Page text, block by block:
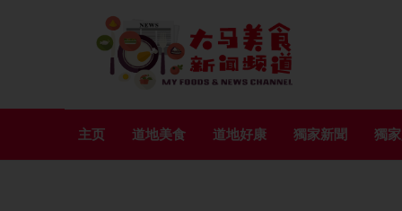
主页 道地美食 道地好康 獨家新聞 獨